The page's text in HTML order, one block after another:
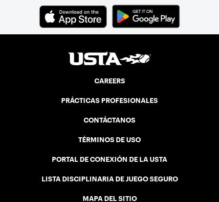
CAREERS
PRÁCTICAS PROFESIONALES
CONTÁCTANOS
TÉRMINOS DE USO
PORTAL DE CONEXIÓN DE LA USTA
LISTA DISCIPLINARIA DE JUEGO SEGURO
MAPA DEL SITIO